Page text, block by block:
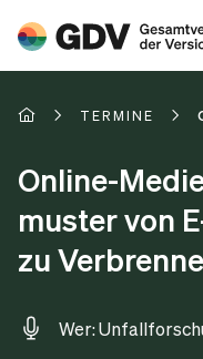
TERMINE
Online-
mus­ter von
zu
Wer: